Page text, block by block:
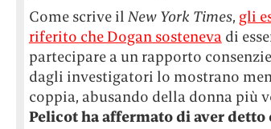
Come scrive il New York Times, gli
riferito che Dogan sostenevadi
partecipare a un rapporto
dagli investigatori lo mostrano
coppia, abusando della donna più
Pelicot ha affermato di aver